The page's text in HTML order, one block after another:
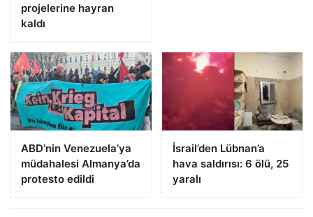
projelerine hayran
kaldı
ABD’nin Venezuela’ya
müdahalesi Almanya’da
protesto edildi
İsrail’den Lübnan’a
hava saldırısı: 6 ölü, 25
yaralı